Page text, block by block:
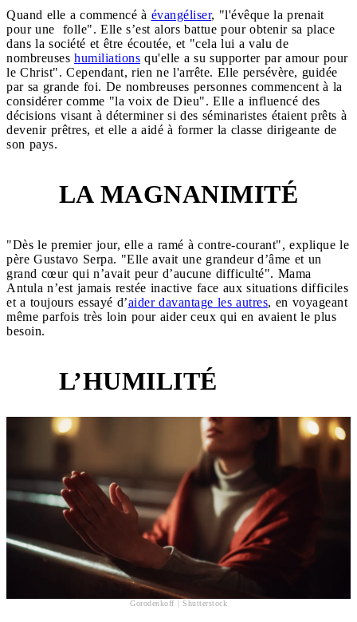
Quand elle a commencé à évangéliser, "l'évêque la prenait
pour une folle". Elle s’est alors battue pour obtenir sa place
dans la société et être écoutée, et "cela lui a valu de
nombreuses humiliations qu'elle a su supporter par amour pour
le Christ". Cependant, rien ne l'arrête. Elle persévère, guidée
par sa grande foi. De nombreuses personnes commencent à la
considérer comme "la voix de Dieu". Elle a influencé des
décisions visant à déterminer si des séminaristes étaient prêts à
devenir prêtres, et elle a aidé à former la classe dirigeante de
son pays.
LA MAGNANIMITÉ
"Dès le premier jour, elle a ramé à contre-courant", explique le
père Gustavo Serpa. "Elle avait une grandeur d’âme et un
grand cœur qui n’avait peur d’aucune difficulté". Mama
Antula n’est jamais restée inactive face aux situations difficiles
et a toujours essayé d’aider davantage les autres, en voyageant
même parfois très loin pour aider ceux qui en avaient le plus
besoin.
L’HUMILITÉ
Gorodenkoff | Shutterstock